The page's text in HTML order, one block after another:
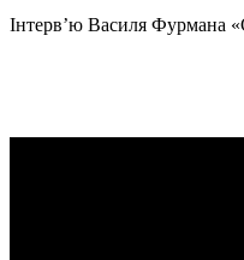
Інтерв’ю Василя Фурмана